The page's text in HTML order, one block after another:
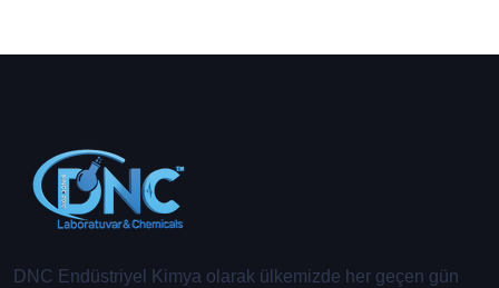
DNC Endüstriyel Kimya olarak ülkemizde her geçen gün